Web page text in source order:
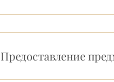
Предоставление